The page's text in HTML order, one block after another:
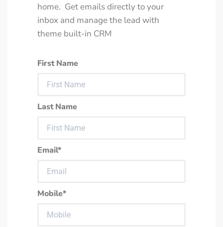
home. Get emails directly to your
inbox and manage the lead with
theme built-in CRM
First Name
Last Name
Email*
Mobile*